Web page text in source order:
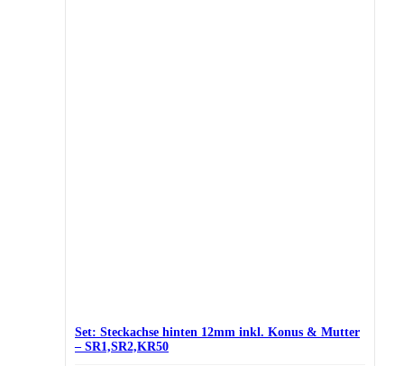
Set: Steckachse hinten 12mm inkl. Konus & Mutter
– SR1,SR2,KR50